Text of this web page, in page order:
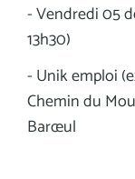
- Vendredi 05
13h30)
- Unik emploi
Chemin du
Barœul